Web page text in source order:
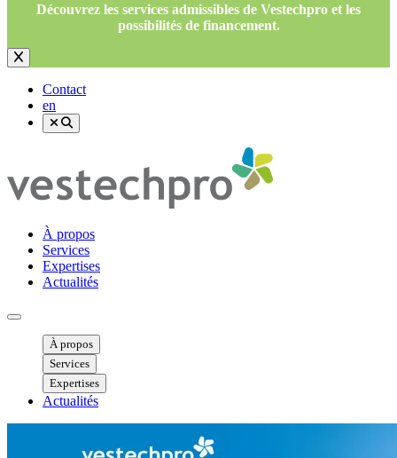
Découvrez les services admissibles de Vestechpro et les
possibilités de financement.
Contact
en
À propos
Services
Expertises
Actualités
Ouvrir menu mobile
À propos
Services
Expertises
Actualités